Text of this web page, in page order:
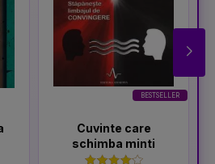
BESTSELLER
Cuvinte care
schimba minti